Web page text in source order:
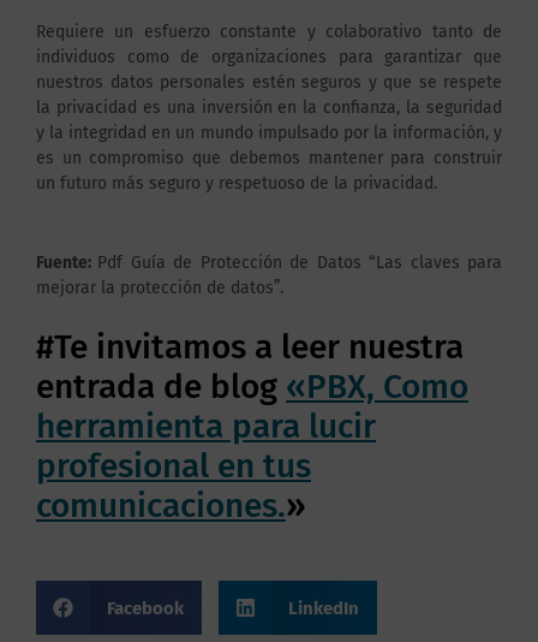
Requiere un esfuerzo constante y colaborativo tanto de
individuos como de organizaciones para garantizar que
nuestros datos personales estén seguros y que se respete
la privacidad es una inversión en la confianza, la seguridad
y la integridad en un mundo impulsado por la información, y
es un compromiso que debemos mantener para construir
un futuro más seguro y respetuoso de la privacidad.
Fuente: Pdf Guía de Protección de Datos “Las claves para
mejorar la protección de datos”.
#Te invitamos a leer nuestra
entrada de blog «PBX, Como
herramienta para lucir
profesional en tus
comunicaciones.»
Facebook LinkedIn